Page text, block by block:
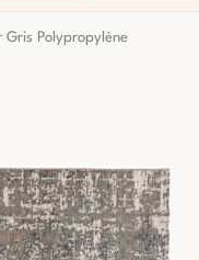
Gris Polypropylène